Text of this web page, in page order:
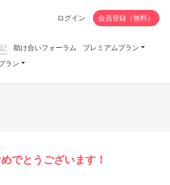
助け合いフォーラム
プレミアムプラン
ラン
ログイン 会員登録（無料）
でとうございます！